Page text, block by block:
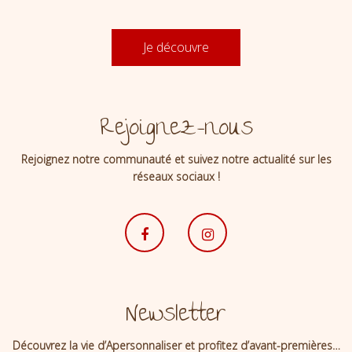
Je découvre
Rejoignez-nous
Rejoignez notre communauté et suivez notre actualité sur les
réseaux sociaux !
Newsletter
Découvrez la vie d’Apersonnaliser et profitez d’avant-premières…